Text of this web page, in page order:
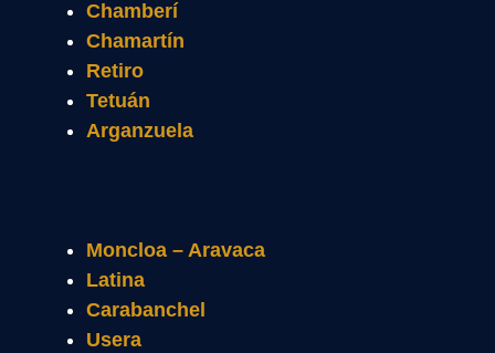
Chamberí
Chamartín
Retiro
Tetuán
Arganzuela
Moncloa – Aravaca
Latina
Carabanchel
Usera